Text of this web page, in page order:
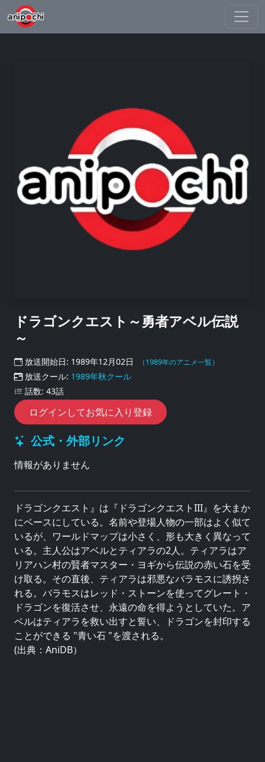
ドラゴンクエスト～勇者アベル伝説
～
放送開始日: 1989年12月02日 （1989年のアニメ一覧）
放送クール: 1989年秋クール
話数: 43話
ログインしてお気に入り登録
公式・外部リンク
情報がありません
ドラゴンクエスト』は『ドラゴンクエストIII』を大まか
にベースにしている。名前や登場人物の一部はよく似て
いるが、ワールドマップは小さく、形も大きく異なって
いる。主人公はアベルとティアラの2人。ティアラはア
リアハン村の賢者マスター・ヨギから伝説の赤い石を受
け取る。その直後、ティアラは邪悪なバラモスに誘拐さ
れる。バラモスはレッド・ストーンを使ってグレート・
ドラゴンを復活させ、永遠の命を得ようとしていた。ア
ベルはティアラを救い出すと誓い、ドラゴンを封印する
ことができる "青い石 "を渡される。
(出典：AniDB）